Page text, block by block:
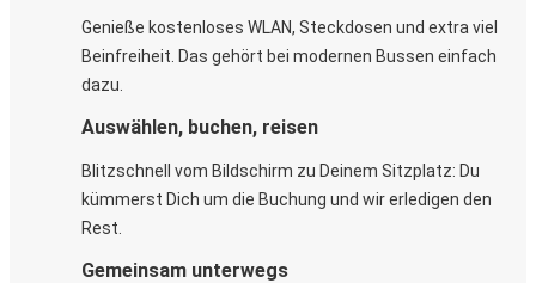
Genieße kostenloses WLAN, Steckdosen und extra viel
Beinfreiheit. Das gehört bei modernen Bussen einfach
dazu.
Auswählen, buchen, reisen
Blitzschnell vom Bildschirm zu Deinem Sitzplatz: Du
kümmerst Dich um die Buchung und wir erledigen den
Rest.
Gemeinsam unterwegs